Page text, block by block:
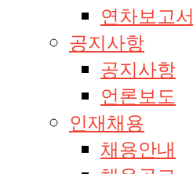
연차보고서
공지사항
공지사항
언론보도
인재채용
채용안내